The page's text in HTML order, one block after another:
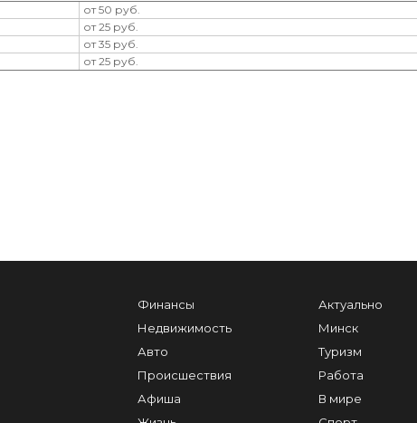
от 50 руб.
от 25 руб.
от 35 руб.
от 25 руб.
Финансы
Недвижимость
Авто
Происшествия
Афиша
Актуально
Минск
Туризм
Работа
В мире